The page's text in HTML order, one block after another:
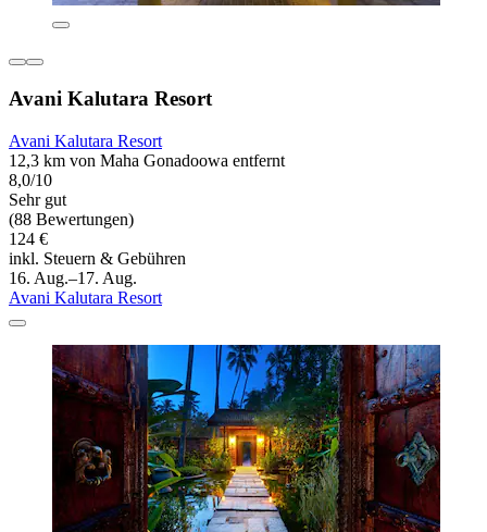
Avani Kalutara Resort
Avani Kalutara Resort
12,3 km von Maha Gonadoowa entfernt
8,0/10
Sehr gut
(88 Bewertungen)
124 €
inkl. Steuern & Gebühren
16. Aug.–17. Aug.
Avani Kalutara Resort